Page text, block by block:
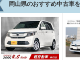
岡山県のおすすめ中古車